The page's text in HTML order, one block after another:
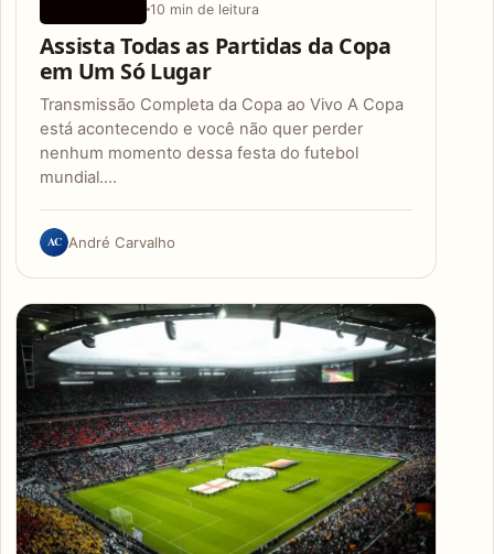
10 min de leitura
Assista Todas as Partidas da Copa
em Um Só Lugar
Transmissão Completa da Copa ao Vivo A Copa
está acontecendo e você não quer perder
nenhum momento dessa festa do futebol
mundial.…
AC André Carvalho